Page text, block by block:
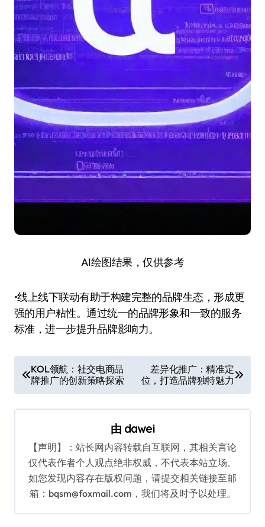
AI绘图结果，仅供参考
•线上线下联动有助于构建完整的品牌生态，形成更
强的用户粘性。通过统一的品牌形象和一致的服务
标准，进一步提升品牌影响力。
章
导
KOL领航：社交电商品
牌推广的创新策略探索
差异化推广：精准定
位，打造品牌独特魅力
由 dawei
【声明】：站长网内容转载自互联网，其相关言论
仅代表作者个人观点绝非权威，不代表本站立场。
如您发现内容存在版权问题，请提交相关链接至邮
箱：bqsm@foxmail.com，我们将及时予以处理。